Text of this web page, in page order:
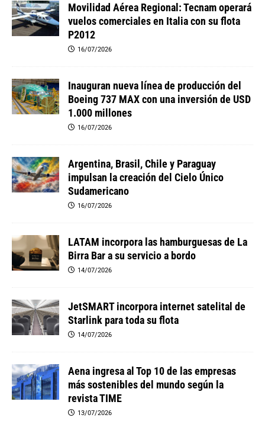
Movilidad Aérea Regional: Tecnam operará
vuelos comerciales en Italia con su flota
P2012
16/07/2026
Inauguran nueva línea de producción del
Boeing 737 MAX con una inversión de USD
1.000 millones
16/07/2026
Argentina, Brasil, Chile y Paraguay
impulsan la creación del Cielo Único
Sudamericano
16/07/2026
LATAM incorpora las hamburguesas de La
Birra Bar a su servicio a bordo
14/07/2026
JetSMART incorpora internet satelital de
Starlink para toda su flota
14/07/2026
Aena ingresa al Top 10 de las empresas
más sostenibles del mundo según la
revista TIME
13/07/2026